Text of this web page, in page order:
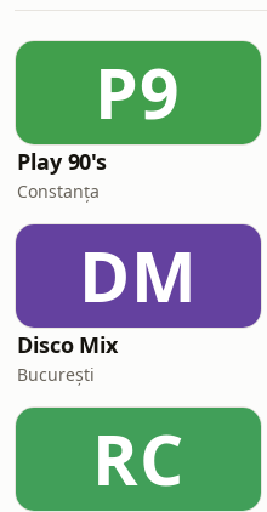
P9
Play 90's
Constanța
DM
Disco Mix
București
RC